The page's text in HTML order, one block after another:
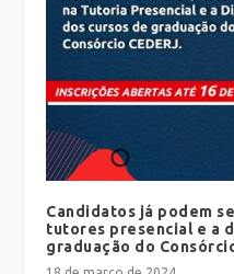
Candidatos já podem
tutores presencial e a
graduação do